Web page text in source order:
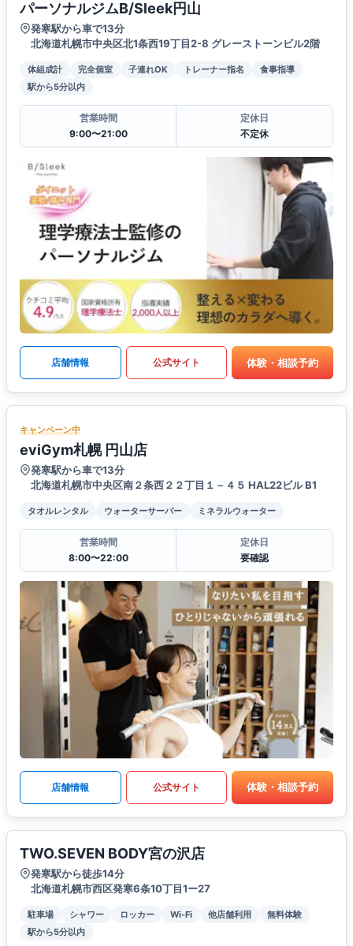
パーソナルジムB/Sleek円山
発寒駅から車で13分
北海道札幌市中央区北1条西19丁目2-8 グレーストーンビル2階
体組成計 完全個室 子連れOK トレーナー指名
食事指導
駅から5分以内
営業時間
9:00〜21:00
定休日
不定休
店舗情報 公式サイト 体験・相談予約
キャンペーン中
eviGym札幌 円山店
発寒駅から車で13分
北海道札幌市中央区南２条西２２丁目１－４５ HAL22ビル B1
タオルレンタル ウォーターサーバー ミネラルウォーター
営業時間
8:00〜22:00
定休日
要確認
店舗情報 公式サイト 体験・相談予約
TWO.SEVEN BODY宮の沢店
発寒駅から徒歩14分
北海道札幌市西区発寒6条10丁目1ー27
駐車場 シャワー ロッカー Wi-Fi 他店舗利用
無料体験
駅から5分以内